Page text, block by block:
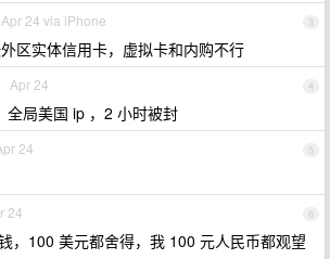
3
Apr 24 via iPhone
区实体信用卡，虚拟卡和内购不行
4
Apr 24
全局美国 ip ，2 小时被封
5
24
6
24
，100 美元都舍得，我 100 元人民币都观望